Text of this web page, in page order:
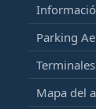
Parking
Mapa del